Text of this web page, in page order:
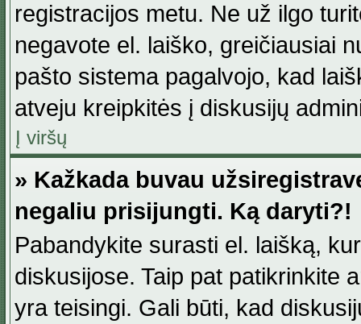
registracijos metu. Ne už ilgo
negavote el. laiško, greičiausiai
pašto sistema pagalvojo, kad
atveju kreipkitės į diskusijų
Į viršų
» Kažkada buvau
negaliu prisijungti. Ką daryti?!
Pabandykite surasti el. laišką,
diskusijose. Taip pat patikrinkite
yra teisingi. Gali būti, kad